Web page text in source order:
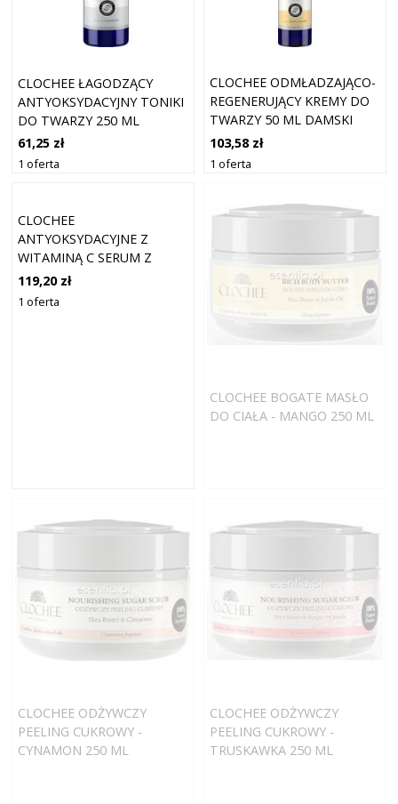
CLOCHEE ŁAGODZĄCY
ANTYOKSYDACYJNY TONIKI
DO TWARZY 250 ML
61,25 zł
1 oferta
CLOCHEE ODMŁADZAJĄCO-
REGENERUJĄCY KREMY DO
TWARZY 50 ML DAMSKI
103,58 zł
1 oferta
CLOCHEE
ANTYOKSYDACYJNE Z
WITAMINĄ C SERUM Z
WITAMINĄ C 30 ML DAMSKI
119,20 zł
1 oferta
CLOCHEE BOGATE MASŁO
DO CIAŁA - MANGO 250 ML
CLOCHEE ODŻYWCZY
PEELING CUKROWY -
CYNAMON 250 ML
CLOCHEE ODŻYWCZY
PEELING CUKROWY -
TRUSKAWKA 250 ML